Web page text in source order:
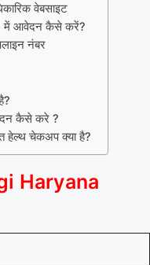
वेबसाइट
में आवेदन कैसे करें?
नंबर
कैसे करे ?
चेकअप क्या है?
Haryana